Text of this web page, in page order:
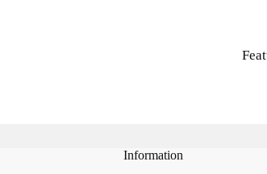
Information